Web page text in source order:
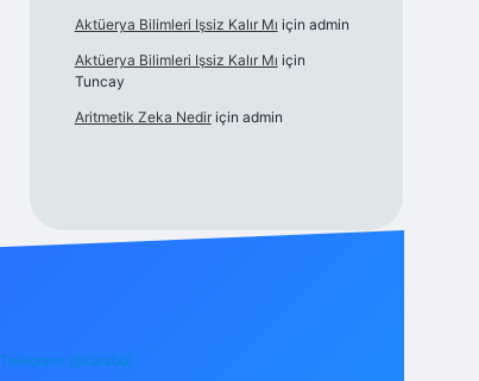
Aktüerya Bilimleri Işsiz Kalır Mı için admin
Aktüerya Bilimleri Işsiz Kalır Mı için
Tuncay
Aritmetik Zeka Nediriçin admin
Telegram: @karabul